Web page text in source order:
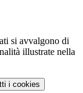
si avvalgono di
illustrate nella
i cookies